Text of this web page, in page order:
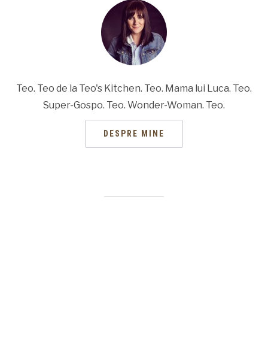
Teo. Teo de la Teo's Kitchen. Teo. Mama lui Luca. Teo.
Super-Gospo. Teo. Wonder-Woman. Teo.
DESPRE MINE